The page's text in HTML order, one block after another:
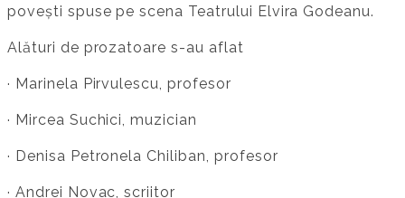
povești spuse pe scena Teatrului Elvira Godeanu.
Alături de prozatoare s-au aflat
· Marinela Pirvulescu, profesor
· Mircea Suchici, muzician
· Denisa Petronela Chiliban, profesor
· Andrei Novac, scriitor